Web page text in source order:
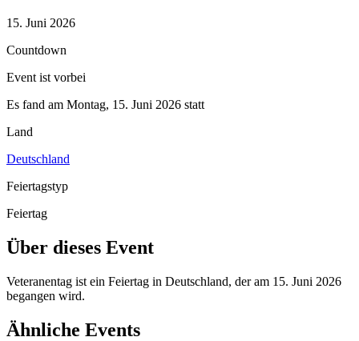
15. Juni 2026
Countdown
Event ist vorbei
Es fand am Montag, 15. Juni 2026 statt
Land
Deutschland
Feiertagstyp
Feiertag
Über dieses Event
Veteranentag ist ein Feiertag in Deutschland, der am 15. Juni 2026
begangen wird.
Ähnliche Events